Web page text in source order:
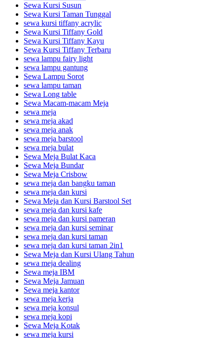
Sewa Kursi Susun
Sewa Kursi Taman Tunggal
sewa kursi tiffany acrylic
Sewa Kursi Tiffany Gold
Sewa Kursi Tiffany Kayu
Sewa Kursi Tiffany Terbaru
sewa lampu fairy light
sewa lampu gantung
Sewa Lampu Sorot
sewa lampu taman
Sewa Long table
Sewa Macam-macam Meja
sewa meja
sewa meja akad
sewa meja anak
sewa meja barstool
sewa meja bulat
Sewa Meja Bulat Kaca
Sewa Meja Bundar
Sewa Meja Crisbow
sewa meja dan bangku taman
sewa meja dan kursi
Sewa Meja dan Kursi Barstool Set
sewa meja dan kursi kafe
sewa meja dan kursi pameran
sewa meja dan kursi seminar
sewa meja dan kursi taman
sewa meja dan kursi taman 2in1
Sewa Meja dan Kursi Ulang Tahun
sewa meja dealing
Sewa meja IBM
Sewa Meja Jamuan
Sewa meja kantor
sewa meja kerja
sewa meja konsul
sewa meja kopi
Sewa Meja Kotak
sewa meja kursi